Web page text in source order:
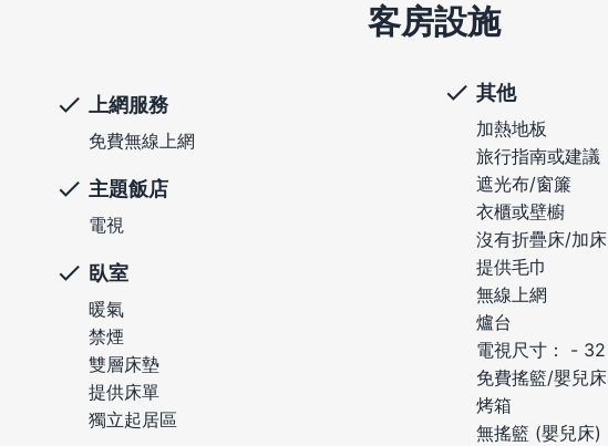
客房設施
上網服務
免費無線上網
主題飯店
電視
臥室
暖氣
禁煙
雙層床墊
提供床單
獨立起居區
其他
加熱地板
旅行指南或建議
遮光布/窗簾
衣櫃或壁櫥
沒有折疊床/加床
提供毛巾
無線上網
爐台
電視尺寸： - 32
免費搖籃/嬰兒床
烤箱
無搖籃 (嬰兒床)